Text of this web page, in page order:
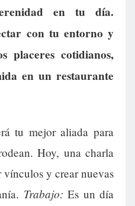
en tu día.
con tu entorno y
placeres cotidianos,
en un restaurante
tu mejor aliada para
Hoy, una charla
vínculos y crear nuevas
Trabajo: Es un día